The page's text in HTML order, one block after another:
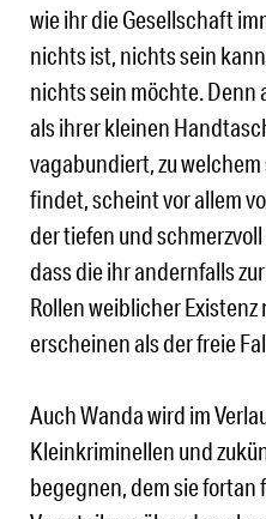
wie ihr die Gesellschaft
nichts ist, nichts sein
nichts sein möchte. Denn
als ihrer kleinen
vagabundiert, zu
findet, scheint vor allem
der tiefen und
dass die ihr andernfalls
Rollen weiblicher
erscheinen als der freie
Auch Wanda wird im
Kleinkriminellen und
begegnen, dem sie fortan